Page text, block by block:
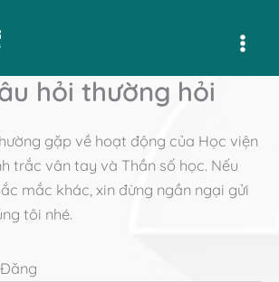
hỏi thường hỏi
gặp về hoạt động của Học viện
trắc vân tay và Thần số học. Nếu
mắc khác, xin đừng ngần ngại gửi
tôi nhé.